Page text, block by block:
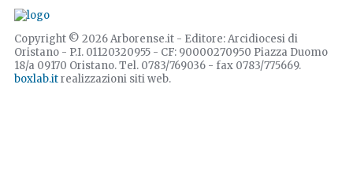
Copyright © 2026 Arborense.it - Editore: Arcidiocesi di
Oristano - P.I. 01120320955 - CF: 90000270950 Piazza Duomo
18/a 09170 Oristano. Tel. 0783/769036 - fax 0783/775669.
boxlab.itrealizzazioni siti web.